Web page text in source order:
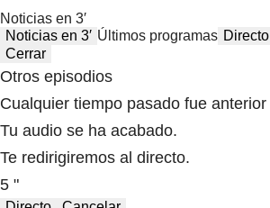
Noticias en 3′
Noticias en 3′ Últimos programas Directo
Cerrar
Otros episodios
Cualquier tiempo pasado fue anterior
Tu audio se ha acabado.
Te redirigiremos al directo.
5 "